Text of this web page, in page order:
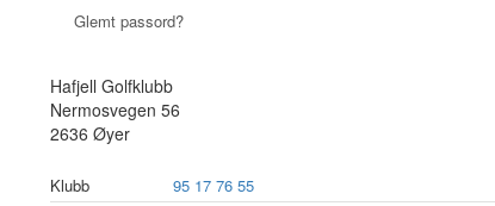
Glemt passord?
Hafjell Golfklubb
Nermosvegen 56
2636 Øyer
Klubb
95 17 76 55